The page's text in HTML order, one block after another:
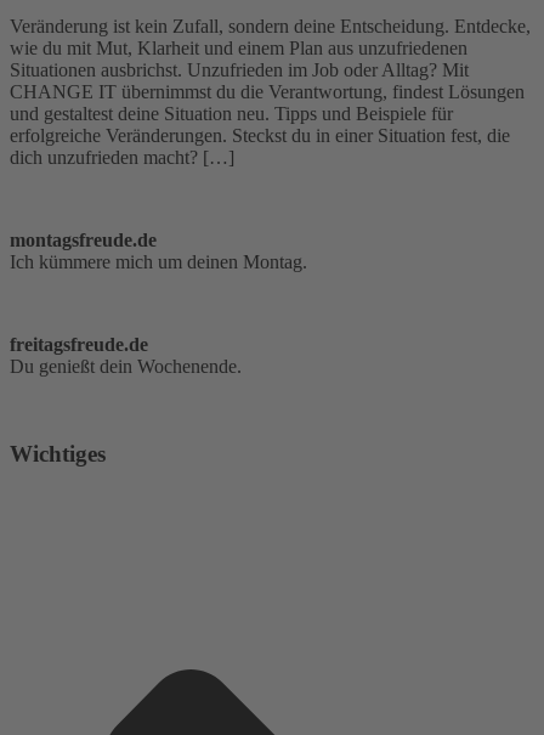
Veränderung ist kein Zufall, sondern deine Entscheidung. Entdecke,
wie du mit Mut, Klarheit und einem Plan aus unzufriedenen
Situationen ausbrichst. Unzufrieden im Job oder Alltag? Mit
CHANGE IT übernimmst du die Verantwortung, findest Lösungen
und gestaltest deine Situation neu. Tipps und Beispiele für
erfolgreiche Veränderungen. Steckst du in einer Situation fest, die
dich unzufrieden macht? […]
montagsfreude.de
Ich kümmere mich um deinen Montag.
freitagsfreude.de
Du genießt dein Wochenende.
Wichtiges